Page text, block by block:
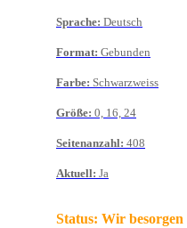
Sprache: Deutsch
Format: Gebunden
Farbe: Schwarzweiss
Größe: 0, 16, 24
Seitenanzahl: 408
Aktuell: Ja
Status: Wir besorgen